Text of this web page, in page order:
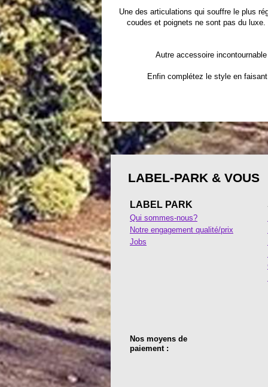
Une des articulations qui souffre le plus
coudes et poignets ne sont pas du
Autre accessoire
Enfin complétez le style en
LABEL-PARK & VOUS
LABEL PARK
Qui sommes-nous?
Notre engagement qualité/prix
Jobs
Nos moyens de
paiement :